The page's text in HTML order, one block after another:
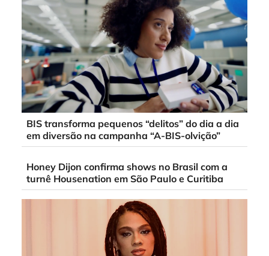
BIS transforma pequenos “delitos” do dia a dia
em diversão na campanha “A-BIS-olvição”
Honey Dijon confirma shows no Brasil com a
turnê Housenation em São Paulo e Curitiba